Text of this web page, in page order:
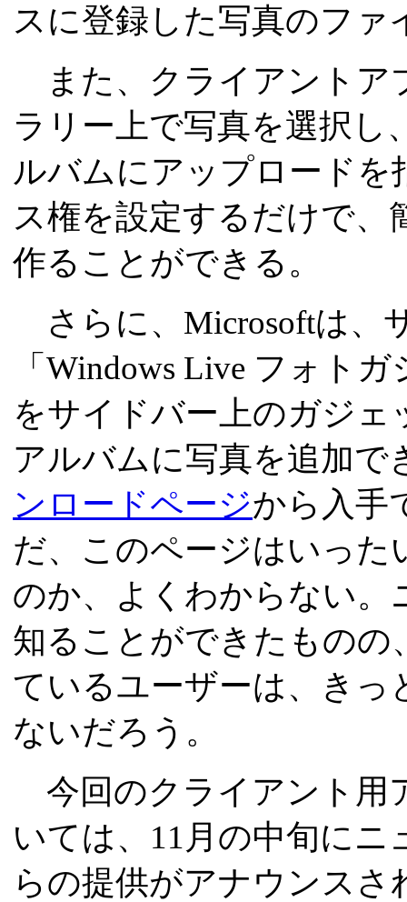
スに登録した写真のフ
また、クライアントア
ラリー上で写真を選択
ルバムにアップロード
ス権を設定するだけで
作ることができる。
さらに、Microsoftは、
「Windows Live フォト
をサイドバー上のガジ
アルバムに写真を追加
ンロードページから入手
だ、このページはいっ
のか、よくわからない。
知ることができたものの
ているユーザーは、きっ
ないだろう。
今回のクライアント用
いては、11月の中旬にニ
らの提供がアナウンス